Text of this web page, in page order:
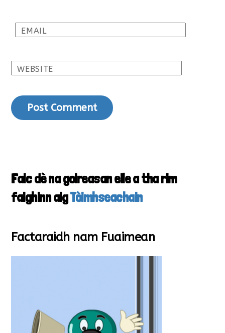
EMAIL
WEBSITE
Faic dè na goireasan eile a tha rim
faighinn aigTòimhseachain
Factaraidh nam Fuaimean